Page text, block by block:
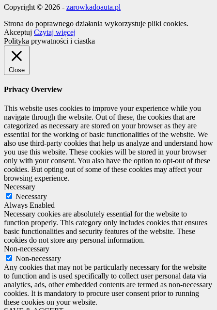
Copyright © 2026 - zarowkadoauta.pl
Strona do poprawnego działania wykorzystuje pliki cookies.
Akceptuj Czytaj więcej
Polityka prywatności i ciastka
Close
Privacy Overview
This website uses cookies to improve your experience while you
navigate through the website. Out of these, the cookies that are
categorized as necessary are stored on your browser as they are
essential for the working of basic functionalities of the website. We
also use third-party cookies that help us analyze and understand how
you use this website. These cookies will be stored in your browser
only with your consent. You also have the option to opt-out of these
cookies. But opting out of some of these cookies may affect your
browsing experience.
Necessary
Necessary
Always Enabled
Necessary cookies are absolutely essential for the website to
function properly. This category only includes cookies that ensures
basic functionalities and security features of the website. These
cookies do not store any personal information.
Non-necessary
Non-necessary
Any cookies that may not be particularly necessary for the website
to function and is used specifically to collect user personal data via
analytics, ads, other embedded contents are termed as non-necessary
cookies. It is mandatory to procure user consent prior to running
these cookies on your website.